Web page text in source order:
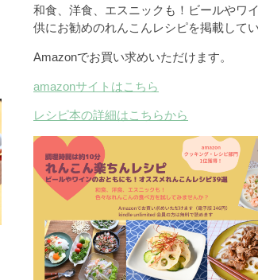
和食、洋食、エスニックも！ビールやワ
供にお勧めのれんこんレシピを掲載してい
Amazonでお買い求めいただけます。
amazonサイトはこちら
レシピ本の詳細はこちらから